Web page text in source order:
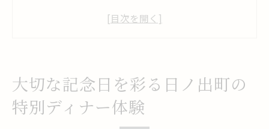
過ごし方
カジュアルにも楽しめる記念日ディナー提
大切な記念日を彩る日ノ出町の
特別ディナー体験